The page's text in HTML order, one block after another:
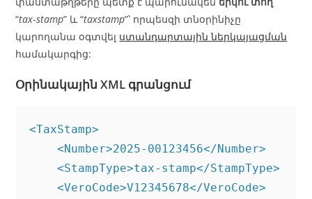
“tax‑stamp” և “taxstamp”՝ որպեսզի տնօրինիչը
կարողանա օգտվել ստանդարտային ներկայացման
համակարգից:
Օրինակային XML գրանցում
<TaxStamp>
    <Number>2025-00123456</Number>
    <StampType>tax‑stamp</StampType>
    <VeroCode>V12345678</VeroCode>